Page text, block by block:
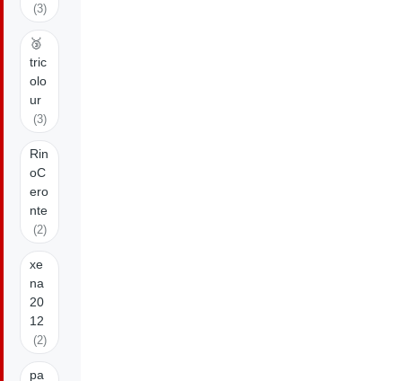
(3)
🥉
tric
olo
ur
(3)
Rin
oC
ero
nte
(2)
xe
na
20
12
(2)
pa